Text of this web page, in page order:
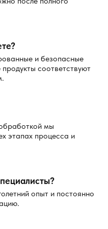
профилактическую
повторное
поддерживать ваш
появления
вредителей
самые эффективные
причин, почему
обработка.Мы
действия будут
В большинстве
и безопасные
соответствуют
мы
этапах процесса и
опыт и постоянно